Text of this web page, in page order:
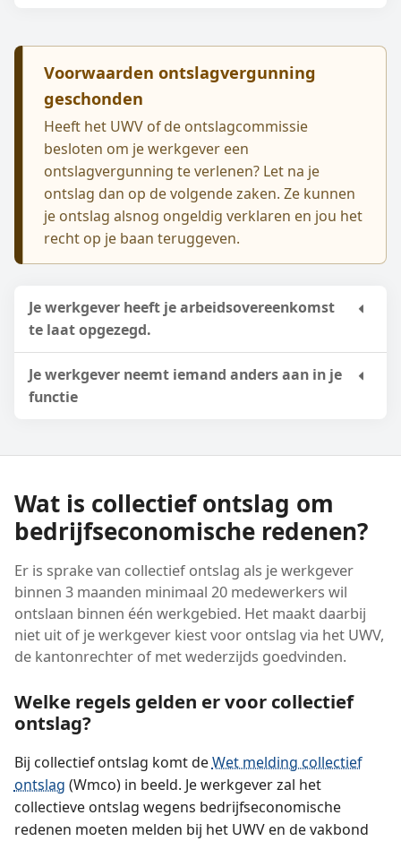
Voorwaarden ontslagvergunning
geschonden
Heeft het UWV of de ontslagcommissie
besloten om je werkgever een
ontslagvergunning te verlenen? Let na je
ontslag dan op de volgende zaken. Ze kunnen
je ontslag alsnog ongeldig verklaren en jou het
recht op je baan teruggeven.
Je werkgever heeft je arbeidsovereenkomst
te laat opgezegd.
Je werkgever neemt iemand anders aan in je
functie
Wat is collectief ontslag om
bedrijfseconomische redenen?
Er is sprake van collectief ontslag als je werkgever
binnen 3 maanden minimaal 20 medewerkers wil
ontslaan binnen één werkgebied. Het maakt daarbij
niet uit of je werkgever kiest voor ontslag via het UWV,
de kantonrechter of met wederzijds goedvinden.
Welke regels gelden er voor collectief
ontslag?
Bij collectief ontslag komt deWet melding collectief
ontslag (Wmco) in beeld. Je werkgever zal het
collectieve ontslag wegens bedrijfseconomische
redenen moeten melden bij het UWV en de vakbond